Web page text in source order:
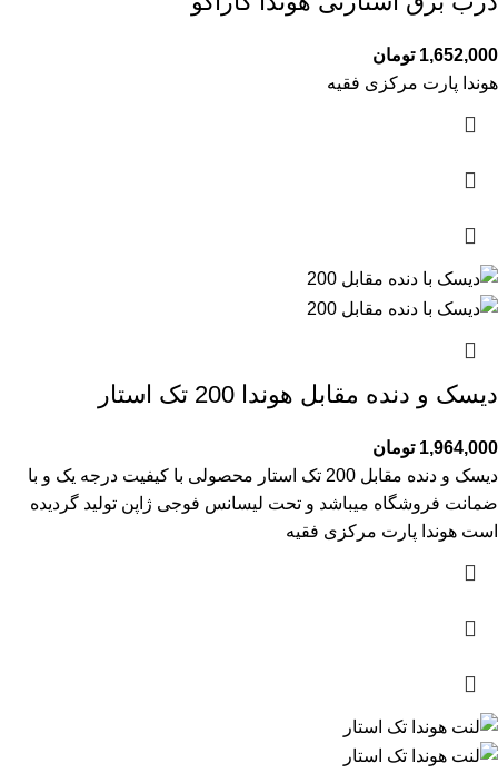
1,652,000 تومان
هوندا پارت مرکزی فقیه
دیسک و دنده مقابل هوندا 200 تک استار
1,964,000 تومان
دیسک و دنده مقابل 200 تک استار محصولی با کیفیت درجه یک و با
ضمانت فروشگاه میباشد و تحت لیسانس فوجی ژاپن تولید گردیده
است هوندا پارت مرکزی فقیه